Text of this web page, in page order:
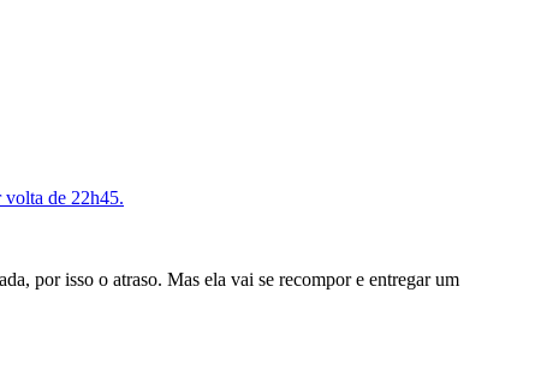
volta de 22h45.
por isso o atraso. Mas ela vai se recompor e entregar um